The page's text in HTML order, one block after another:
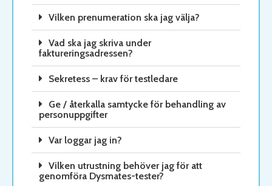
Vilken prenumeration ska jag välja?
Vad ska jag skriva under
faktureringsadressen?
Sekretess – krav för testledare
Ge / återkalla samtycke för behandling av
personuppgifter
Var loggar jag in?
Vilken utrustning behöver jag för att
genomföra Dysmates-tester?